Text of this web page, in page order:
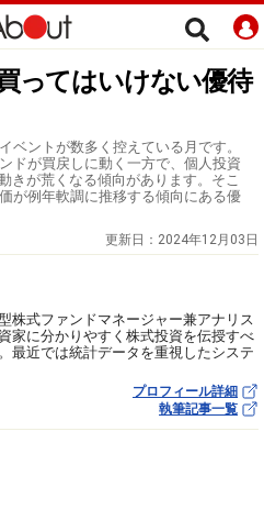
ってはいけない優待
ベントが数多く控えている月です。
ドが買戻しに動く一方で、個人投資
きが荒くなる傾向があります。そこ
が例年軟調に推移する傾向にある優
更新日： 2024年12月03日
株式ファンドマネージャー兼アナリス
家に分かりやすく株式投資を伝授すべ
最近では統計データを重視したシステ
プロフィール詳細
執筆記事一覧